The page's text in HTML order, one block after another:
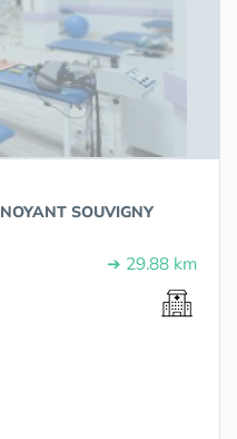
SOUVIGNY
➔ 29.88 km